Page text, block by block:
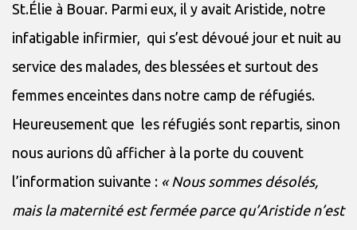
St.Élie à Bouar. Parmi eux, il y avait Aristide, notre
infatigable infirmier, qui s’est dévoué jour et nuit au
service des malades, des blessées et surtout des
femmes enceintes dans notre camp de réfugiés.
Heureusement que les réfugiés sont repartis, sinon
nous aurions dû afficher à la porte du couvent
l’information suivante : « Nous sommes désolés,
mais la maternité est fermée parce qu’Aristide n’est